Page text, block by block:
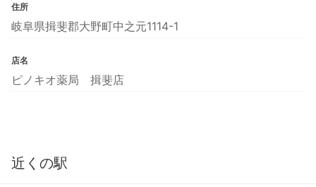
住所
岐阜県揖斐郡大野町中之元1114-1
店名
ピノキオ薬局 揖斐店
近くの駅